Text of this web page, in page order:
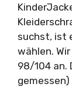
suchst, ist
wählen.
98/104 an.